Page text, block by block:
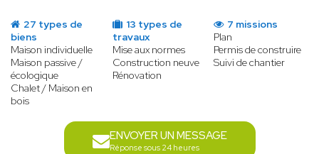
27 types de
biens
Maison individuelle
Maison passive /
écologique
Chalet / Maison en
bois
13 types de
travaux
Mise aux normes
Construction neuve
Rénovation
7 missions
Plan
Permis de construire
Suivi de chantier
ENVOYER UN MESSAGE
Réponse sous 24 heures